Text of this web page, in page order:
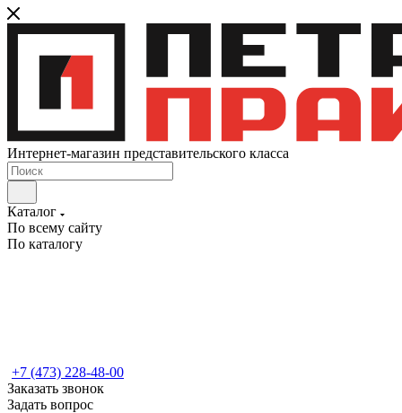
Интернет-магазин представительского класса
Каталог
По всему сайту
По каталогу
+7 (473) 228-48-00
Заказать звонок
Задать вопрос